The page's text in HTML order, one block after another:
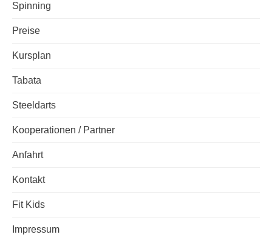
Spinning
Preise
Kursplan
Tabata
Steeldarts
Kooperationen / Partner
Anfahrt
Kontakt
Fit Kids
Impressum